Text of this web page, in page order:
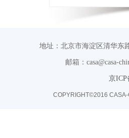
地址：北京市海淀区清华东
邮箱：casa@casa-
京ICP
COPYRIGHT©2016